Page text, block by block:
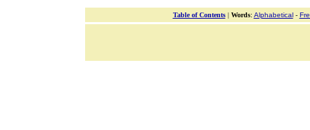
Table of Contents| Words: Alphabetical-